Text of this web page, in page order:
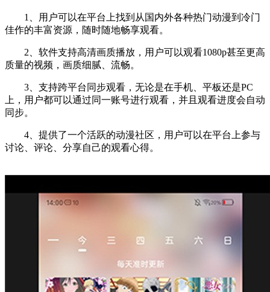
1、用户可以在平台上找到从国内外各种热门动漫到冷门
佳作的丰富资源，随时随地畅享观看。
2、软件支持高清画质播放，用户可以观看1080p甚至更高
质量的视频，画质细腻、流畅。
3、支持跨平台同步观看，无论是在手机、平板还是PC
上，用户都可以通过同一账号进行观看，并且观看进度会自动
同步。
4、提供了一个活跃的动漫社区，用户可以在平台上参与
讨论、评论、分享自己的观看心得。